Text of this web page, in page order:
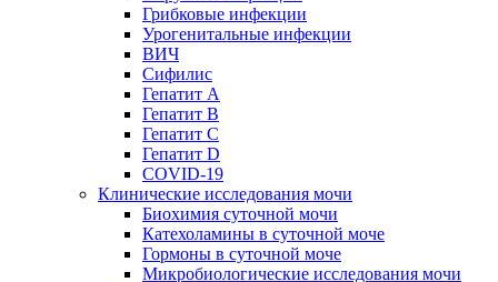
Грибковые инфекции
Урогенитальные инфекции
ВИЧ
Сифилис
Гепатит А
Гепатит B
Гепатит C
Гепатит D
COVID-19
Клинические исследования мочи
Биохимия суточной мочи
Катехоламины в суточной моче
Гормоны в суточной моче
Микробиологические исследования мочи